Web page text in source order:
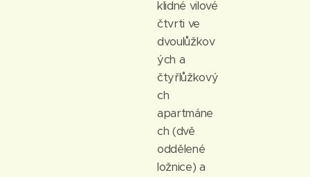
klidné vilové
čtvrti ve
dvoulůžkov
ých a
čtyřlůžkový
ch
apartmáne
ch (dvě
oddělené
ložnice) a